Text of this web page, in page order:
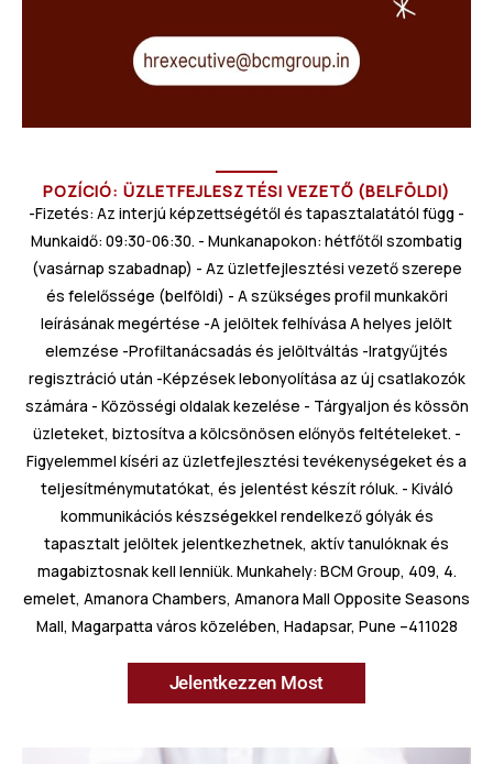
POZÍCIÓ: ÜZLETFEJLESZTÉSI VEZETŐ (BELFÖLDI)
-Fizetés: Az interjú képzettségétől és tapasztalatától függ -
Munkaidő: 09:30-06:30. - Munkanapokon: hétfőtől szombatig
(vasárnap szabadnap) - Az üzletfejlesztési vezető szerepe
és felelőssége (belföldi) - A szükséges profil munkaköri
leírásának megértése -A jelöltek felhívása A helyes jelölt
elemzése -Profiltanácsadás és jelöltváltás -Iratgyűjtés
regisztráció után -Képzések lebonyolítása az új csatlakozók
számára - Közösségi oldalak kezelése - Tárgyaljon és kössön
üzleteket, biztosítva a kölcsönösen előnyös feltételeket. -
Figyelemmel kíséri az üzletfejlesztési tevékenységeket és a
teljesítménymutatókat, és jelentést készít róluk. - Kiváló
kommunikációs készségekkel rendelkező gólyák és
tapasztalt jelöltek jelentkezhetnek, aktív tanulóknak és
magabiztosnak kell lenniük. Munkahely: BCM Group, 409, 4.
emelet, Amanora Chambers, Amanora Mall Opposite Seasons
Mall, Magarpatta város közelében, Hadapsar, Pune –411028
Jelentkezzen Most